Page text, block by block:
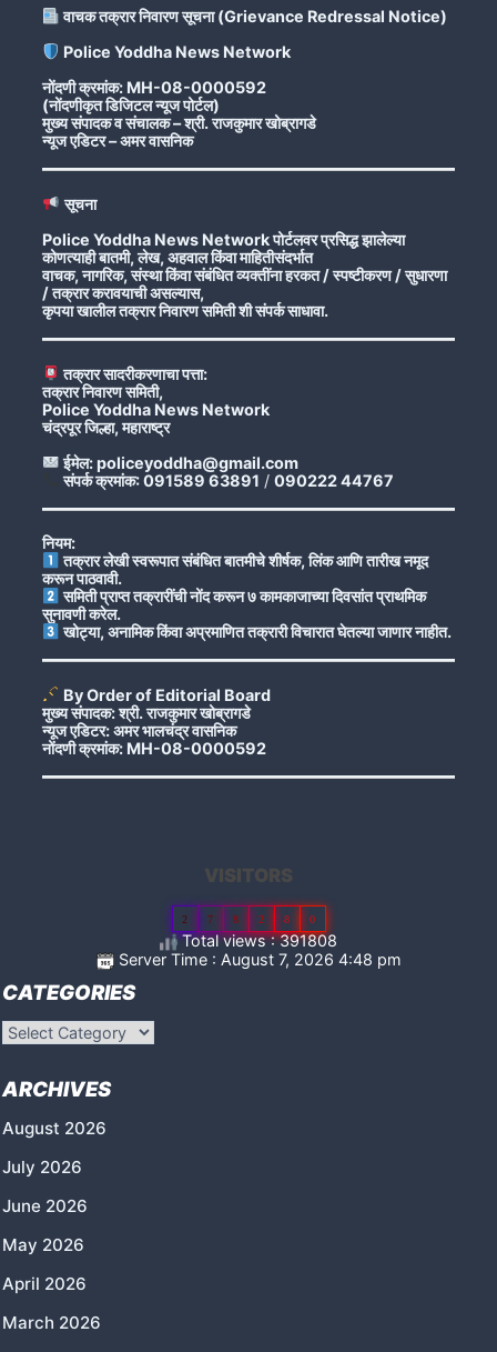
वाचक तक्रार निवारण सूचना (Grievance Redressal Notice)
Police Yoddha News Network
नोंदणी क्रमांक: MH-08-0000592
(नोंदणीकृत डिजिटल न्यूज पोर्टल)
मुख्य संपादक व संचालक – श्री. राजकुमार खोब्रागडे
न्यूज एडिटर – अमर वासनिक
सूचना
Police Yoddha News Network पोर्टलवर प्रसिद्ध झालेल्या
कोणत्याही बातमी, लेख, अहवाल किंवा माहितीसंदर्भात
वाचक, नागरिक, संस्था किंवा संबंधित व्यक्तींना हरकत / स्पष्टीकरण / सुधारणा
/ तक्रार करावयाची असल्यास,
कृपया खालील तक्रार निवारण समिती शी संपर्क साधावा.
तक्रार सादरीकरणाचा पत्ता:
तक्रार निवारण समिती,
Police Yoddha News Network
चंद्रपूर जिल्हा, महाराष्ट्र
ईमेल: policeyoddha@gmail.com
संपर्क क्रमांक: 091589 63891 / 090222 44767
नियम:
तक्रार लेखी स्वरूपात संबंधित बातमीचे शीर्षक, लिंक आणि तारीख नमूद
करून पाठवावी.
समिती प्राप्त तक्रारींची नोंद करून ७ कामकाजाच्या दिवसांत प्राथमिक
सुनावणी करेल.
खोट्या, अनामिक किंवा अप्रमाणित तक्रारी विचारात घेतल्या जाणार नाहीत.
By Order of Editorial Board
मुख्य संपादक: श्री. राजकुमार खोब्रागडे
न्यूज एडिटर: अमर भालचंद्र वासनिक
नोंदणी क्रमांक: MH-08-0000592
VISITORS
2 7 8 2 8 0
Total views : 391808
Server Time : August 7, 2026 4:48 pm
CATEGORIES
Categories
ARCHIVES
August 2026
July 2026
June 2026
May 2026
April 2026
March 2026